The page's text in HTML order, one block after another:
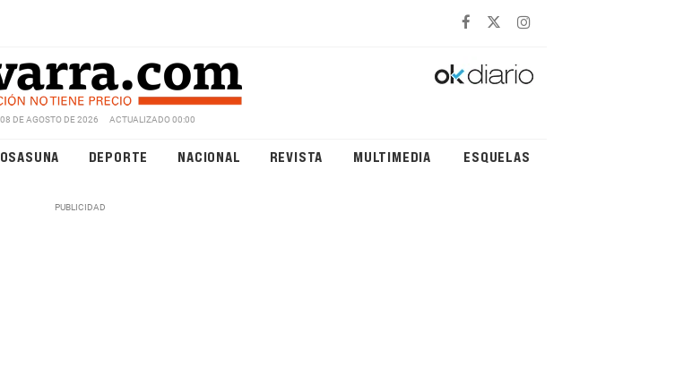
DE AGOSTO DE 2026 ACTUALIZADO 00:00
OSASUNA DEPORTE NACIONAL REVISTA MULTIMEDIA ESQUELAS